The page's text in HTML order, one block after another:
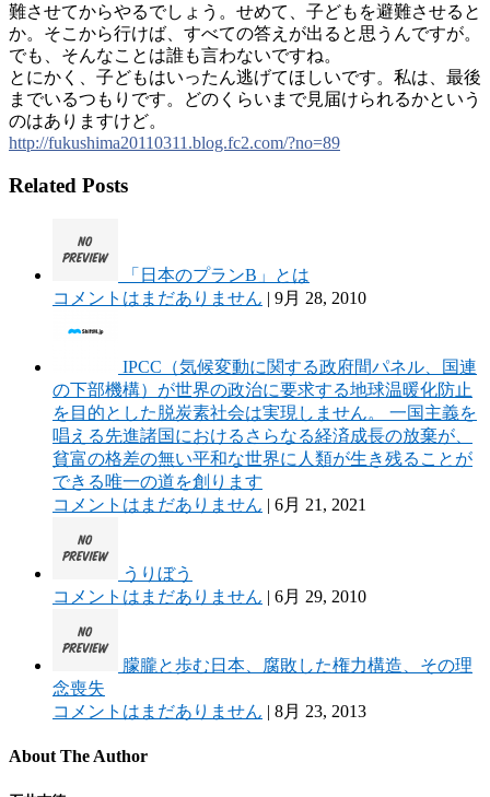
難させてからやるでしょう。せめて、子どもを避難させると
か。そこから行けば、すべての答えが出ると思うんですが。
でも、そんなことは誰も言わないですね。
とにかく、子どもはいったん逃げてほしいです。私は、 最後
までいるつもりです。どのくらいまで見届けられるかという
のはありますけど。
http://fukushima20110311.blog.fc2.com/?no=89
Related Posts
「日本のプランB」とは
コメントはまだありません | 9月 28, 2010
IPCC（気候変動に関する政府間パネル、国連
の下部機構）が世界の政治に要求する地球温暖化防止
を目的とした脱炭素社会は実現しません。 一国主義を
唱える先進諸国におけるさらなる経済成長の放棄が、
貧富の格差の無い平和な世界に人類が生き残ることが
できる唯一の道を創ります
コメントはまだありません | 6月 21, 2021
うりぼう
コメントはまだありません | 6月 29, 2010
朦朧と歩む日本、腐敗した権力構造、その理
念喪失
コメントはまだありません | 8月 23, 2013
About The Author